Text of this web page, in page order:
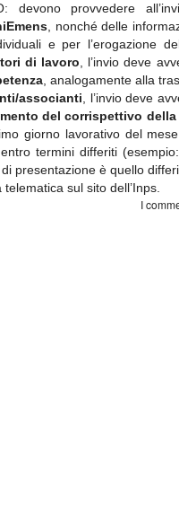
devono provvedere
, nonché delle
e per l’erogazione
di lavoro , l’invio deve
, analogamente alla
associanti , l’invio deve
del corrispettivo della
giorno lavorativo del
termini differiti
presentazione è quello
telematica sul sito dell’Inps.
I